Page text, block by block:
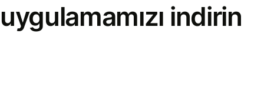
uygulamamızı indirin